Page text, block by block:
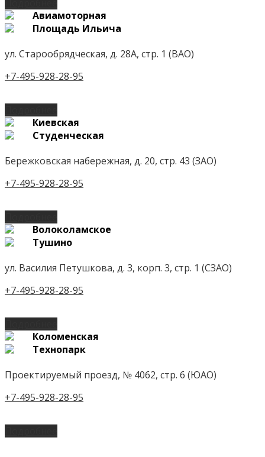
Авиамоторная
Площадь Ильича
ул. Старообрядческая, д. 28А, стр. 1 (ВАО)
+7-495-928-28-95
Киевская
Студенческая
Бережковская набережная, д. 20, стр. 43 (ЗАО)
+7-495-928-28-95
Волоколамское
Тушино
ул. Василия Петушкова, д. 3, корп. 3, стр. 1 (СЗАО)
+7-495-928-28-95
Коломенская
Технопарк
Проектируемый проезд, № 4062, стр. 6 (ЮАО)
+7-495-928-28-95